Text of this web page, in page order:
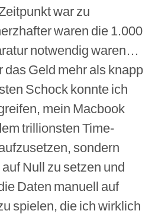
war zu
waren die 1.000
notwendig waren…
das Geld mehr als knapp
Schock konnte ich
mein Macbook
trillionsten Time-
sondern
Null zu setzen und
Daten manuell auf
spielen, die ich wirklich